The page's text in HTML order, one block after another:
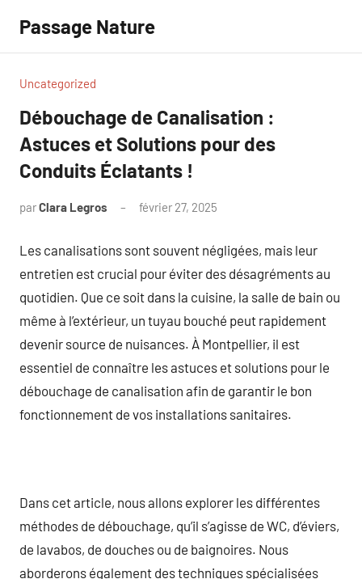
contenu
Passage Nature
Uncategorized
Débouchage de Canalisation :
Astuces et Solutions pour des
Conduits Éclatants !
parClara Legros février 27, 2025
Les canalisations sont souvent négligées, mais leur
entretien est crucial pour éviter des désagréments au
quotidien. Que ce soit dans la cuisine, la salle de bain ou
même à l’extérieur, un tuyau bouché peut rapidement
devenir source de nuisances. À Montpellier, il est
essentiel de connaître les astuces et solutions pour le
débouchage de canalisation afin de garantir le bon
fonctionnement de vos installations sanitaires.
Dans cet article, nous allons explorer les différentes
méthodes de débouchage, qu’il s’agisse de WC, d’éviers,
de lavabos, de douches ou de baignoires. Nous
aborderons également des techniques spécialisées